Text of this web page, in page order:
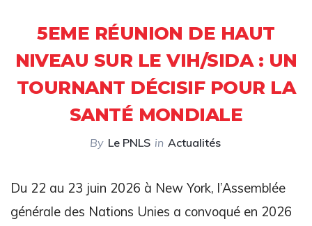
5EME RÉUNION DE HAUT
NIVEAU SUR LE VIH/SIDA : UN
TOURNANT DÉCISIF POUR LA
SANTÉ MONDIALE
By Le PNLS in Actualités
Du 22 au 23 juin 2026 à New York, l’Assemblée
générale des Nations Unies a convoqué en 2026